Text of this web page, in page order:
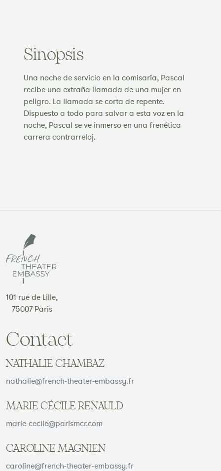
Sinopsis
Una noche de servicio en la comisaría, Pascal
recibe una extraña llamada de una mujer en
peligro. La llamada se corta de repente.
Dispuesto a todo para salvar a esta voz en la
noche, Pascal se ve inmerso en una frenética
carrera contrarreloj.
101 rue de Lille,
75007 Paris
Contact
NATHALIE CHAMBAZ
nathalie@french-theater-embassy.fr
MARIE CÉCILE RENAULD
marie-cecile@parismcr.com
CAROLINE MAGNIEN
caroline@french-theater-embassy.fr